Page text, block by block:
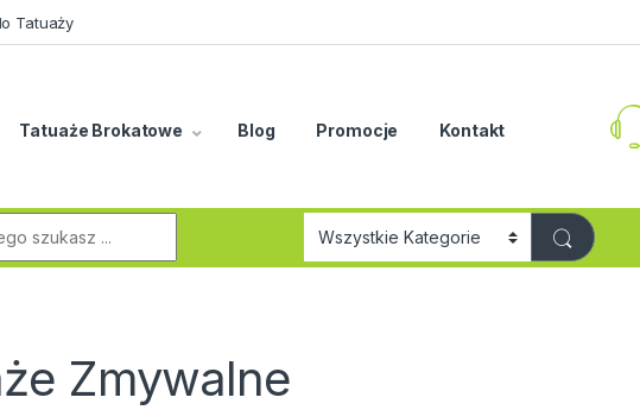
Tatuaży
Tatuaże Brokatowe Blog Promocje Kontakt
Zmywalne